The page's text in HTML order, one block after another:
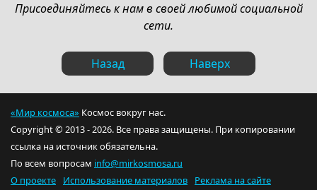
Присоединяйтесь к нам в своей любимой социальной
сети.
Назад Наверх
«Мир космоса» Космос вокруг нас.
Copyright © 2013 - 2026. Все права защищены. При копировании
ссылка на источник обязательна.
По всем вопросам info@mirkosmosa.ru
О проекте
Использование материалов Реклама на сайте